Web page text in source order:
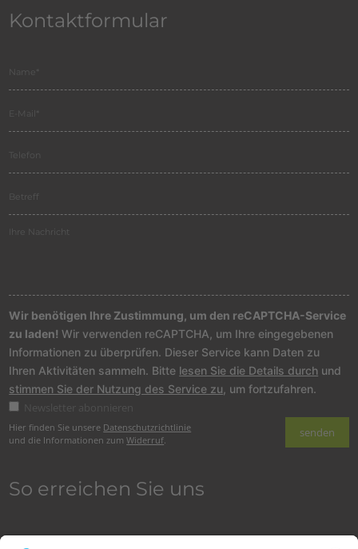
Kontaktformular
Wir benötigen Ihre Zustimmung, um den reCAPTCHA-Service
zu laden!Wir verwenden reCAPTCHA, um Ihre eingegebenen
Informationen zu überprüfen. Dieser Service kann Daten zu
Ihren Aktivitäten sammeln. Bitte lesen Sie die Details durch und
stimmen Sie der Nutzung des Service zu , um fortzufahren.
Newsletter abonnieren
Hier finden Sie unsere Datenschutzrichtlinie
und die Informationen zumWiderruf
So erreichen Sie uns